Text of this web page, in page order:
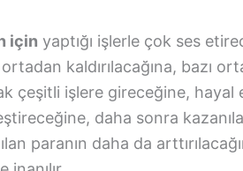
için yaptığı işlerle çok ses
kaldırılacağına, bazı
çeşitli işlere gireceğine, hayal
daha sonra
paranın daha da